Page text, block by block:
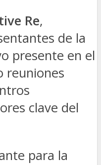
Re,
de la
presente en el
reuniones
clave del
para la